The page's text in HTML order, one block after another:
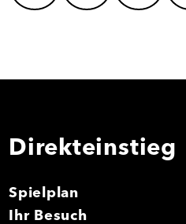
Direkteinstieg
Spielplan
Ihr Besuch